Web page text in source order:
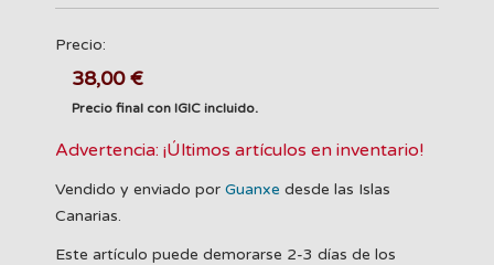
Precio:
38,00 €
Precio final con IGIC incluido.
Advertencia: ¡Últimos artículos en inventario!
Vendido y enviado por Guanxe desde las Islas
Canarias.
Este artículo puede demorarse 2-3 días de los